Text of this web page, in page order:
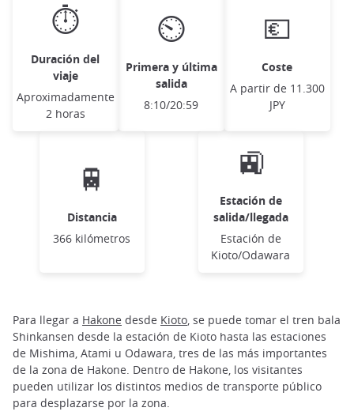
⏱
Duración del
viaje
Aproximadamente
2 horas
⏲
Primera y última
salida
8:10/20:59
💶
Coste
A partir de 11.300
JPY
🚆
Distancia
366 kilómetros
🚉
Estación de
salida/llegada
Estación de
Kioto/Odawara
Para llegar a Hakone desde Kioto, se puede tomar el tren bala
Shinkansen desde la estación de Kioto hasta las estaciones
de Mishima, Atami u Odawara, tres de las más importantes
de la zona de Hakone. Dentro de Hakone, los visitantes
pueden utilizar los distintos medios de transporte público
para desplazarse por la zona.